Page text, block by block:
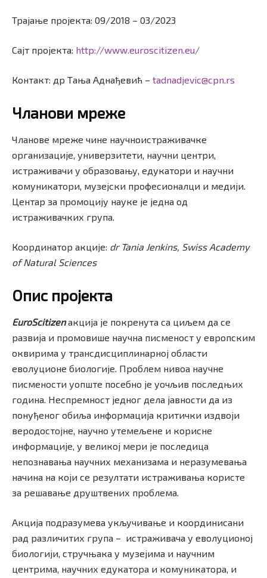
Трајање пројекта: 09/2018 – 03/2023
Сајт пројекта: http://www.euroscitizen.eu/
Контакт: др Тања Аднађевић – tadnadjevic@cpn.rs
Чланови мреже
Чланове мреже чине научноистраживачке
организације, универзитети, научни центри,
истраживачи у образовању, едукатори и научни
комуникатори, музејски професионалци и медији.
Центар за промоцију науке је једна од
истраживачких група.
Координатор акције: dr Tania Jenkins, Swiss Academy
of Natural Sciences
Опис пројекта
EuroScitizenакција је покренута са циљем да се
развија и промовише научнa писменост у европским
оквирима у трансдисциплинарној области
еволуционе биологије. Проблем нивоа научне
писмености уопште посебно је уочљив последњих
година. Неспремност једног дела јавности да из
понуђеног обиља информација критички издвоји
веродостојне, научно утемељене и корисне
информације, у великој мери је последица
непознавања научних механизама и неразумевањa
начина на који се резултати истраживања користе
за решавање друштвених проблема.
Акција подразумева укључивање и координисани
рад различитих група – истраживача у еволуционој
биологији, стручњака у музејима и научним
центрима, научних едукатора и комуникатора, и